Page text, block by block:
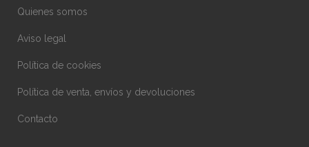
Quienes somos
Aviso legal
Política de cookies
Política de venta, envíos y devoluciones
Contacto